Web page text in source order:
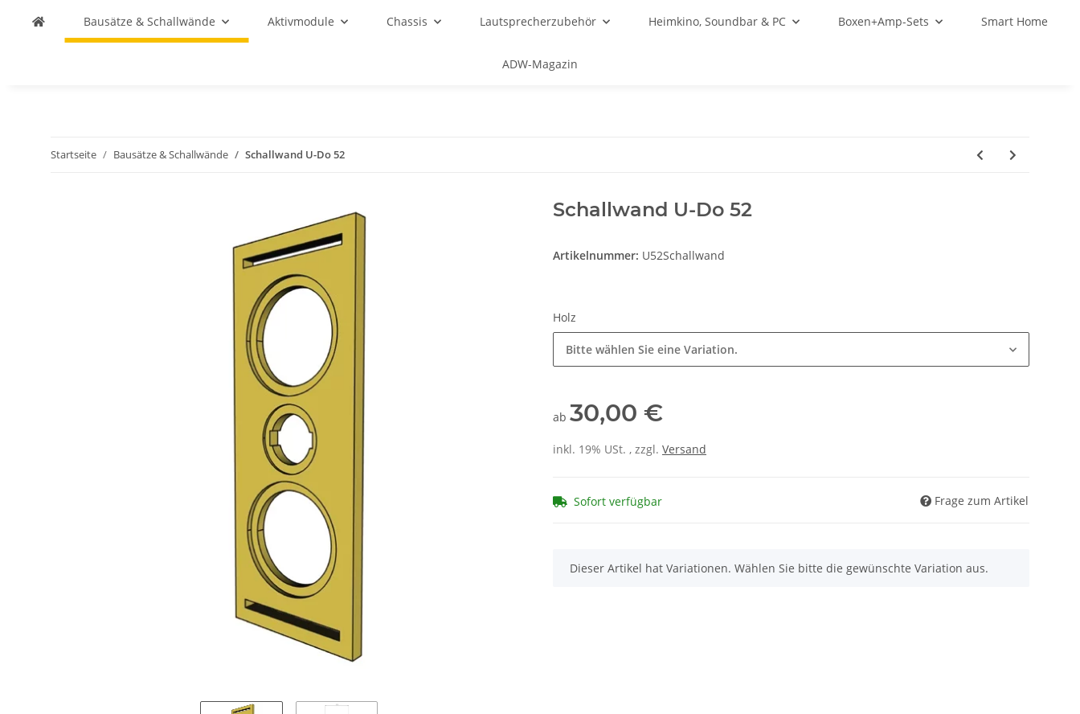
Bausätze & Schallwände Aktivmodule Chassis Lautsprecherzubehör Heimkino, Soundbar & PC Boxen+Amp-Sets Smart Home
ADW-Magazin
Startseite Bausätze & Schallwände Schallwand U-Do 52
Schallwand U-Do 52
Artikelnummer: U52Schallwand
Holz
Bitte wählen Sie eine Variation.
ab 30,00 €
inkl. 19% USt. , zzgl. Versand
Sofort verfügbar Frage zum Artikel
x
Dieser Artikel hat Variationen. Wählen Sie bitte die gewünschte Variation aus.